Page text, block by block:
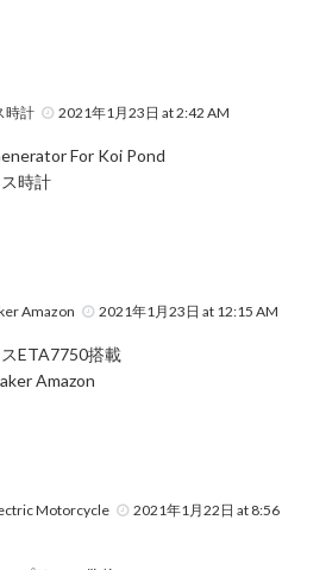
時計 2021年1月23日 at 2:42 AM
For Koi Pond
時計
Amazon 2021年1月23日 at 12:15 AM
ETA7750搭載
Amazon
Motorcycle
2021年1月22日 at 8:56